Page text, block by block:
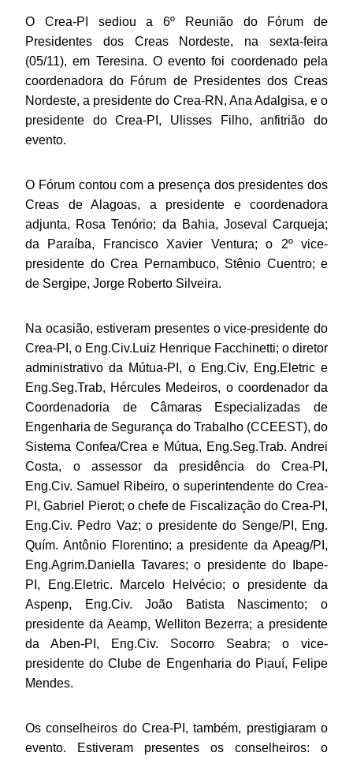
O Crea-PI sediou a 6º Reunião do Fórum de
Presidentes dos Creas Nordeste, na sexta-feira
(05/11), em Teresina. O evento foi coordenado pela
coordenadora do Fórum de Presidentes dos Creas
Nordeste, a presidente do Crea-RN, Ana Adalgisa, e o
presidente do Crea-PI, Ulisses Filho, anfitrião do
evento.
O Fórum contou com a presença dos presidentes dos
Creas de Alagoas, a presidente e coordenadora
adjunta, Rosa Tenório; da Bahia, Joseval Carqueja;
da Paraíba, Francisco Xavier Ventura; o 2º vice-
presidente do Crea Pernambuco, Stênio Cuentro; e
de Sergipe, Jorge Roberto Silveira.
Na ocasião, estiveram presentes o vice-presidente do
Crea-PI, o Eng.Civ.Luiz Henrique Facchinetti; o diretor
administrativo da Mútua-PI, o Eng.Civ, Eng.Eletric e
Eng.Seg.Trab, Hércules Medeiros, o coordenador da
Coordenadoria de Câmaras Especializadas de
Engenharia de Segurança do Trabalho (CCEEST), do
Sistema Confea/Crea e Mútua, Eng.Seg.Trab. Andrei
Costa, o assessor da presidência do Crea-PI,
Eng.Civ. Samuel Ribeiro, o superintendente do Crea-
PI, Gabriel Pierot; o chefe de Fiscalização do Crea-PI,
Eng.Civ. Pedro Vaz; o presidente do Senge/PI, Eng.
Quím. Antônio Florentino; a presidente da Apeag/PI,
Eng.Agrim.Daniella Tavares; o presidente do Ibape-
PI, Eng.Eletric. Marcelo Helvécio; o presidente da
Aspenp, Eng.Civ. João Batista Nascimento; o
presidente da Aeamp, Welliton Bezerra; a presidente
da Aben-PI, Eng.Civ. Socorro Seabra; o vice-
presidente do Clube de Engenharia do Piauí, Felipe
Mendes.
Os conselheiros do Crea-PI, também, prestigiaram o
evento. Estiveram presentes os conselheiros: o